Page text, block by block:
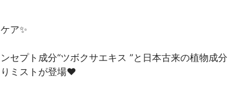
ア✨
セプト成分“ツボクサエキス ”と日本古来の植物成分
ミストが登場❤️